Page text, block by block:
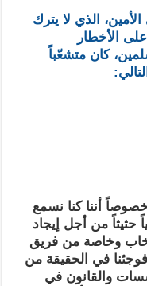
الذي لا يترك
الأخطار
كان متشعّباً
أننا كنا نسمع
حثيثاً من أجل إيجاد
وخاصة من فريق
وفوجئنا في الحقيقة من
والقانون في